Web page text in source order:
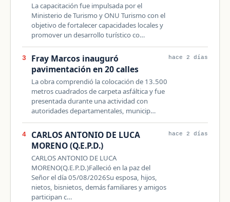
La capacitación fue impulsada por el
Ministerio de Turismo y ONU Turismo con el
objetivo de fortalecer capacidades locales y
promover un desarrollo turístico co…
3
Fray Marcos inauguró
pavimentación en 20 calles
La obra comprendió la colocación de 13.500
metros cuadrados de carpeta asfáltica y fue
presentada durante una actividad con
autoridades departamentales, municip…
hace 2 días
4
CARLOS ANTONIO DE LUCA
MORENO (Q.E.P.D.)
CARLOS ANTONIO DE LUCA
MORENO(Q.E.P.D.)Falleció en la paz del
Señor el día 05/08/2026Su esposa, hijos,
nietos, bisnietos, demás familiares y amigos
participan c…
hace 2 días